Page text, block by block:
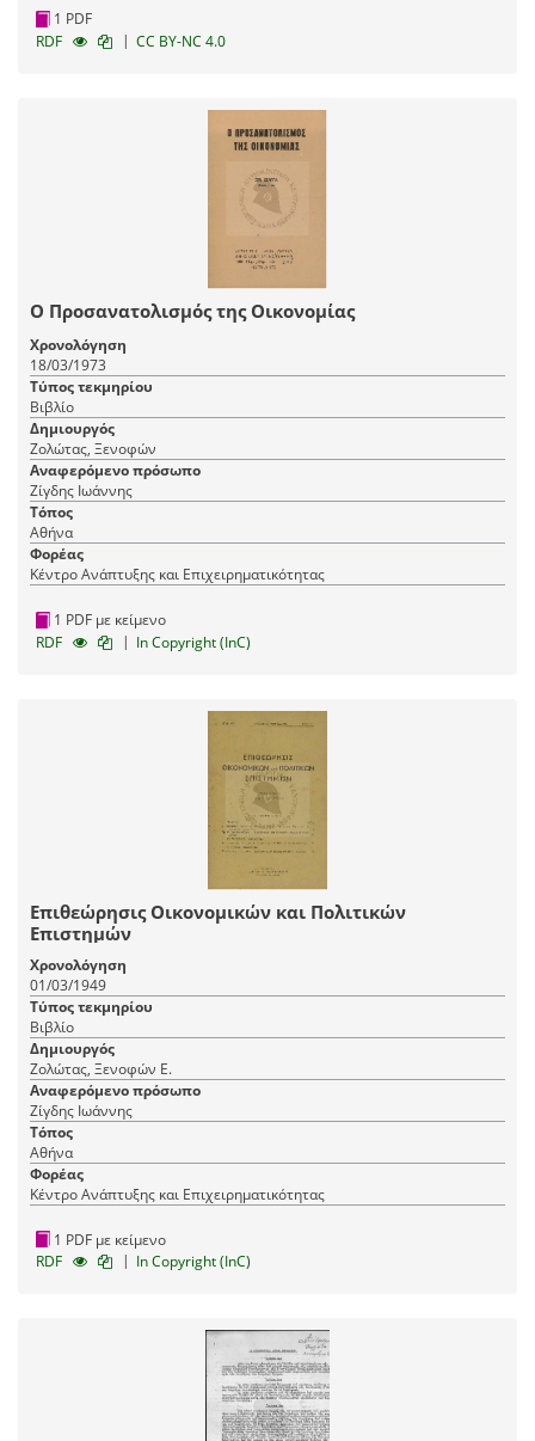
1 PDF
RDF
| CC BY-NC 4.0
Ο Προσανατολισμός της Οικονομίας
Χρονολόγηση
18/03/1973
Τύπος τεκμηρίου
Βιβλίο
Δημιουργός
Ζολώτας, Ξενοφών
Αναφερόμενο πρόσωπο
Ζίγδης Ιωάννης
Τόπος
Αθήνα
Φορέας
Κέντρο Ανάπτυξης και Επιχειρηματικότητας
1 PDF με κείμενο
RDF
| In Copyright (InC)
Επιθεώρησις Οικονομικών και Πολιτικών
Επιστημών
Χρονολόγηση
01/03/1949
Τύπος τεκμηρίου
Βιβλίο
Δημιουργός
Ζολώτας, Ξενοφών Ε.
Αναφερόμενο πρόσωπο
Ζίγδης Ιωάννης
Τόπος
Αθήνα
Φορέας
Κέντρο Ανάπτυξης και Επιχειρηματικότητας
1 PDF με κείμενο
RDF
| In Copyright (InC)